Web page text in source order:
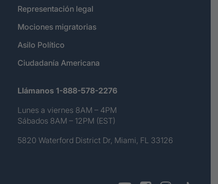
Representación legal
Mociones migratorias
Asilo Político
Ciudadanía Americana
Llámanos 1-888-578-2276
Lunes a viernes 8AM – 4PM
Sábados 8AM – 12PM (EST)
5820 Waterford District Dr, Miami, FL 33126